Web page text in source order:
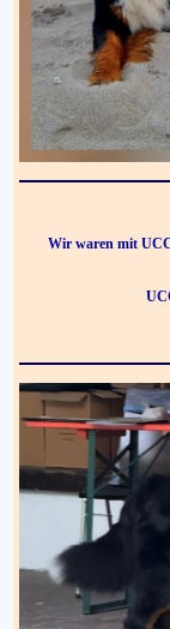
Wir waren mit